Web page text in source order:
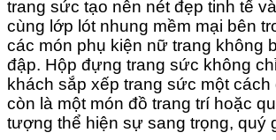
trang sức tạo nên nét đẹp tinh tế
cùng lớp lót nhung mềm mại bên
các món phụ kiện nữ trang không
đập. Hộp đựng trang sức không
khách sắp xếp trang sức một
còn là một món đồ trang trí hoặc
tượng thể hiện sự sang trọng, quý